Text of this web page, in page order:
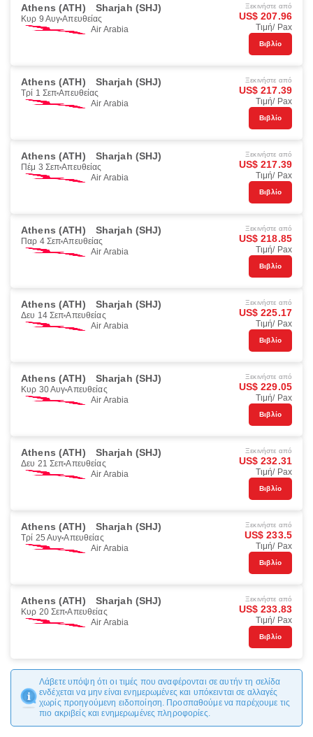
Athens (ATH) Sharjah (SHJ)
Κυρ 9 Αυγ Απευθείας
Air Arabia
Ξεκινήστε από
US$ 207.96
Τιμή/ Pax
Βιβλίο
Athens (ATH) Sharjah (SHJ)
Τρί 1 Σεπ Απευθείας
Air Arabia
Ξεκινήστε από
US$ 217.39
Τιμή/ Pax
Βιβλίο
Athens (ATH) Sharjah (SHJ)
Πέμ 3 Σεπ Απευθείας
Air Arabia
Ξεκινήστε από
US$ 217.39
Τιμή/ Pax
Βιβλίο
Athens (ATH) Sharjah (SHJ)
Παρ 4 Σεπ Απευθείας
Air Arabia
Ξεκινήστε από
US$ 218.85
Τιμή/ Pax
Βιβλίο
Athens (ATH) Sharjah (SHJ)
Δευ 14 Σεπ Απευθείας
Air Arabia
Ξεκινήστε από
US$ 225.17
Τιμή/ Pax
Βιβλίο
Athens (ATH) Sharjah (SHJ)
Κυρ 30 Αυγ Απευθείας
Air Arabia
Ξεκινήστε από
US$ 229.05
Τιμή/ Pax
Βιβλίο
Athens (ATH) Sharjah (SHJ)
Δευ 21 Σεπ Απευθείας
Air Arabia
Ξεκινήστε από
US$ 232.31
Τιμή/ Pax
Βιβλίο
Athens (ATH) Sharjah (SHJ)
Τρί 25 Αυγ Απευθείας
Air Arabia
Ξεκινήστε από
US$ 233.5
Τιμή/ Pax
Βιβλίο
Athens (ATH) Sharjah (SHJ)
Κυρ 20 Σεπ Απευθείας
Air Arabia
Ξεκινήστε από
US$ 233.83
Τιμή/ Pax
Βιβλίο
Λάβετε υπόψη ότι οι τιμές που αναφέρονται σε αυτήν τη σελίδα
ενδέχεται να μην είναι ενημερωμένες και υπόκεινται σε αλλαγές
χωρίς προηγούμενη ειδοποίηση. Προσπαθούμε να παρέχουμε τις
πιο ακριβείς και ενημερωμένες πληροφορίες.